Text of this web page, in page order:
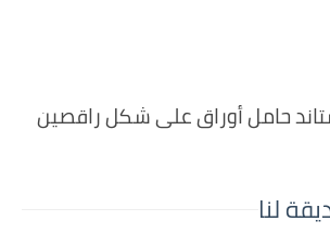
حامل أوراق على شكل راقصين
لنا